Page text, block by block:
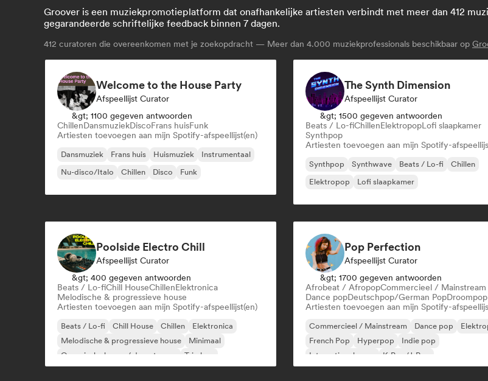
Groover is een muziekpromotieplatform dat onafhankelijke artiesten verbindt met meer dan 412
gegarandeerde schriftelijke feedback binnen 7 dagen.
412 curatoren die overeenkomen met je zoekopdracht — Meer dan 4.000 muziekprofessionals beschikbaar op
Welcome to the House Party
Afspeellijst Curator
&gt; 1100 gegeven antwoorden
ChillenDansmuziekDiscoFrans huisFunk
Artiesten toevoegen aan mijn Spotify-afspeellijst(en)
Dansmuziek Frans huis Huismuziek
Instrumentaal
Nu-disco/Italo
Chillen Disco Funk
The Synth Dimension
Afspeellijst Curator
&gt; 1500 gegeven antwoorden
Beats / Lo-fiChillenElektropopLofi slaapkamer
Synthpop
Artiesten toevoegen aan mijn Spotify-
Synthpop Synthwave Beats / Lo-fi
Chillen
Elektropop
Lofi slaapkamer
Poolside Electro Chill
Afspeellijst Curator
&gt; 400 gegeven antwoorden
Beats / Lo-fiChill HouseChillenElektronica
Melodische & progressieve house
Artiesten toevoegen aan mijn Spotify-afspeellijst(en)
Beats / Lo-fi Chill House Chillen
Elektronica
Melodische & progressieve house
Minimaal
Organische house / downtempo
Trip hop
Pop Perfection
Afspeellijst Curator
&gt; 1700 gegeven antwoorden
Afrobeat / AfropopCommercieel / Mainstream
Dance popDeutschpop/German PopDroompop
Artiesten toevoegen aan mijn Spotify-
Commercieel / Mainstream Dance pop
French Pop
Hyperpop
Indie pop
Internationale pop
K-Pop/J-Pop